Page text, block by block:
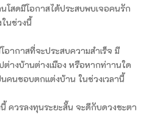
โสดมีโอกาสได้ประสบพบเจอคนรัก
นช่วงนี้
อากาสที่จะประสบความสำเร็จ มี
ต่างบ้านต่างเมือง หรือหากท่าานใด
นคนชอบตกแต่งบ้าน ในช่วงเวลานี้
ควรลงทุนระยะสั้น จะดีกับดวงชะตา